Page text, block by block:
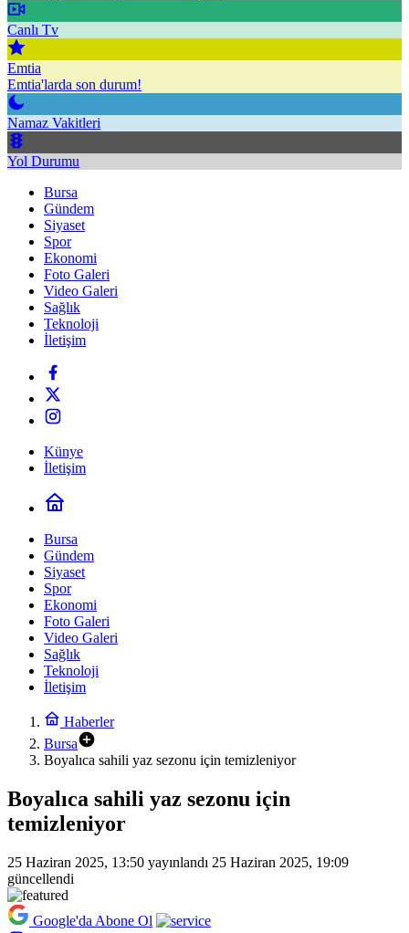
Canlı Tv
Emtia
Emtia'larda son durum!
Namaz Vakitleri
Yol Durumu
Bursa
Gündem
Siyaset
Spor
Ekonomi
Foto Galeri
Video Galeri
Sağlık
Teknoloji
İletişim
Künye
İletişim
Bursa
Gündem
Siyaset
Spor
Ekonomi
Foto Galeri
Video Galeri
Sağlık
Teknoloji
İletişim
Haberler
Bursa
Boyalıca sahili yaz sezonu için temizleniyor
Boyalıca sahili yaz sezonu için
temizleniyor
25 Haziran 2025, 13:50 yayınlandı 25 Haziran 2025, 19:09
güncellendi
Google'da Abone Ol